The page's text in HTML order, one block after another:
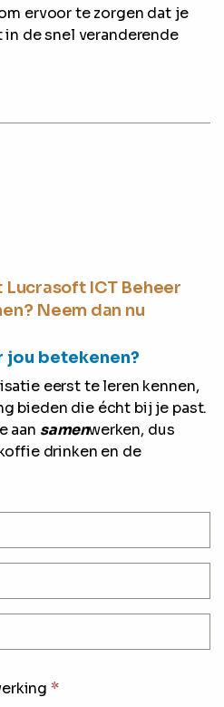
ervoor te zorgen dat je
de snel veranderende
ICT Beheer
Neem dan nu
jou betekenen?
eerst te leren kennen,
bieden die écht bij je past.
aan samenwerken, dus
drinken en de
*